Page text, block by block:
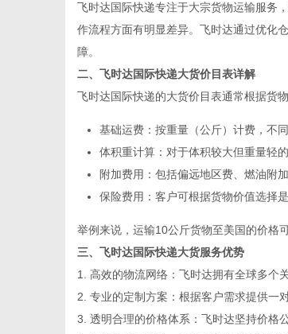
飞时达国际快递专注于大宗货物运输服务
作流程方面有明显差异。飞时达通过优化
障。
二、飞时达国际快递大货价目表详解
飞时达国际快递的大货价目表通常根据货
基础运费：按重量（公斤）计费，不
体积重计算：对于体积较大但重量轻
附加费用：包括偏远地区费、燃油附
保险费用：客户可根据货物价值选择
举例来说，运输10公斤货物至美国的价格
三、飞时达国际快递大货服务优势
1. 高效的物流网络：飞时达拥有全球多个
2. 专业的定制方案：根据客户需求提供一
3. 透明合理的价格体系：飞时达坚持价格